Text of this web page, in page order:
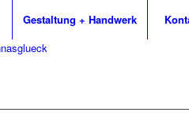
Gestaltung + Handwerk